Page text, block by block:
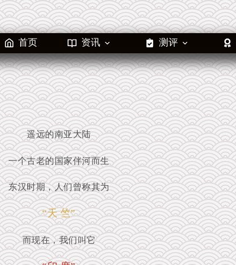
首页 资讯 测评
遥远的南亚大陆
一个古老的国家伴河而生
东汉时期，人们曾称其为
“天 竺”
而现在，我们叫它